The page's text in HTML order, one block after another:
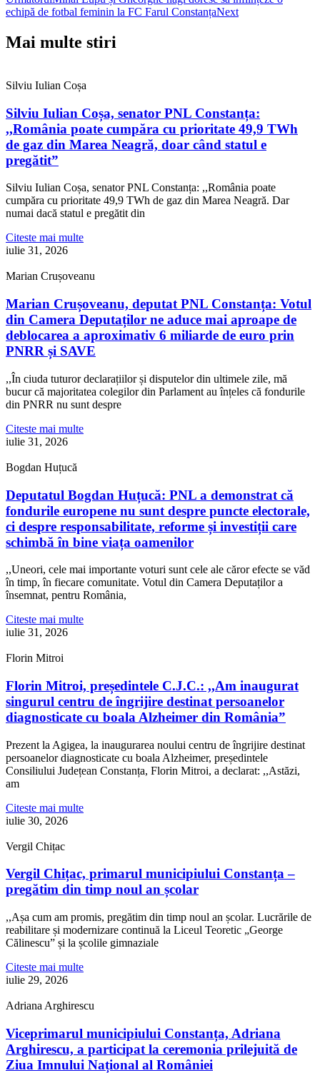
echipă de fotbal feminin la FC Farul ConstanțaNext
Mai multe stiri
Silviu Iulian Coșa
Silviu Iulian Coșa, senator PNL Constanța:
,,România poate cumpăra cu prioritate 49,9 TWh
de gaz din Marea Neagră, doar când statul e
pregătit”
Silviu Iulian Coșa, senator PNL Constanța: ,,România poate
cumpăra cu prioritate 49,9 TWh de gaz din Marea Neagră. Dar
numai dacă statul e pregătit din
Citeste mai multe
iulie 31, 2026
Marian Crușoveanu
Marian Crușoveanu, deputat PNL Constanța: Votul
din Camera Deputaților ne aduce mai aproape de
deblocarea a aproximativ 6 miliarde de euro prin
PNRR și SAVE
,,În ciuda tuturor declarațiilor și disputelor din ultimele zile, mă
bucur că majoritatea colegilor din Parlament au înțeles că fondurile
din PNRR nu sunt despre
Citeste mai multe
iulie 31, 2026
Bogdan Huțucă
Deputatul Bogdan Huțucă: PNL a demonstrat că
fondurile europene nu sunt despre puncte electorale,
ci despre responsabilitate, reforme și investiții care
schimbă în bine viața oamenilor
,,Uneori, cele mai importante voturi sunt cele ale căror efecte se văd
în timp, în fiecare comunitate. Votul din Camera Deputaților a
însemnat, pentru România,
Citeste mai multe
iulie 31, 2026
Florin Mitroi
Florin Mitroi, președintele C.J.C.: ,,Am inaugurat
singurul centru de îngrijire destinat persoanelor
diagnosticate cu boala Alzheimer din România”
Prezent la Agigea, la inaugurarea noului centru de îngrijire destinat
persoanelor diagnosticate cu boala Alzheimer, președintele
Consiliului Județean Constanța, Florin Mitroi, a declarat: ,,Astăzi,
am
Citeste mai multe
iulie 30, 2026
Vergil Chițac
Vergil Chițac, primarul municipiului Constanța –
pregătim din timp noul an școlar
,,Așa cum am promis, pregătim din timp noul an școlar. Lucrările de
reabilitare și modernizare continuă la Liceul Teoretic „George
Călinescu” și la școlile gimnaziale
Citeste mai multe
iulie 29, 2026
Adriana Arghirescu
Viceprimarul municipiului Constanța, Adriana
Arghirescu, a participat la ceremonia prilejuită de
Ziua Imnului Național al României